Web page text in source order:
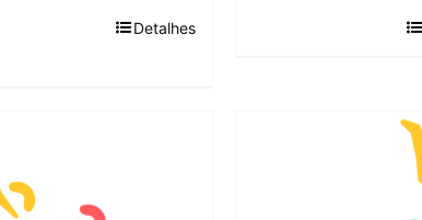
Detalhes